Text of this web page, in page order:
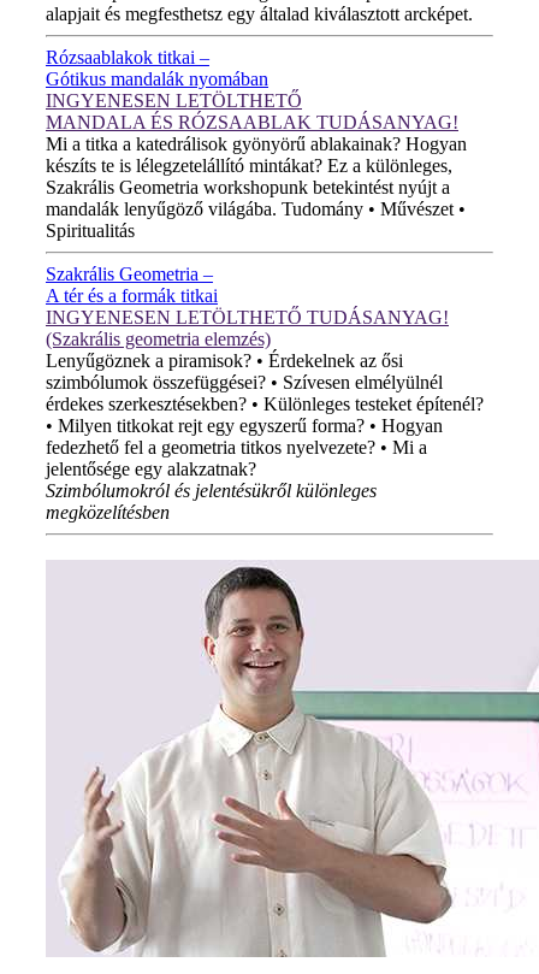
alapjait és megfesthetsz egy általad kiválasztott arcképet.
Rózsaablakok titkai –
Gótikus mandalák nyomában
INGYENESEN LETÖLTHETŐ
MANDALA ÉS RÓZSAABLAK TUDÁSANYAG!
Mi a titka a katedrálisok gyönyörű ablakainak? Hogyan
készíts te is lélegzetelállító mintákat? Ez a különleges,
Szakrális Geometria workshopunk betekintést nyújt a
mandalák lenyűgöző világába. Tudomány • Művészet •
Spiritualitás
Szakrális Geometria –
A tér és a formák titkai
INGYENESEN LETÖLTHETŐ TUDÁSANYAG!
(Szakrális geometria elemzés)
Lenyűgöznek a piramisok? • Érdekelnek az ősi
szimbólumok összefüggései? • Szívesen elmélyülnél
érdekes szerkesztésekben? • Különleges testeket építenél?
• Milyen titkokat rejt egy egyszerű forma? • Hogyan
fedezhető fel a geometria titkos nyelvezete? • Mi a
jelentősége egy alakzatnak?
Szimbólumokról és jelentésükről különleges
megközelítésben